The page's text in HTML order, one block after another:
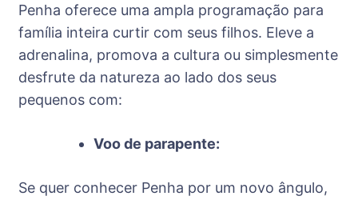
Penha oferece uma ampla programação para
família inteira curtir com seus filhos. Eleve a
adrenalina, promova a cultura ou simplesmente
desfrute da natureza ao lado dos seus
pequenos com:
Voo de parapente:
Se quer conhecer Penha por um novo ângulo,